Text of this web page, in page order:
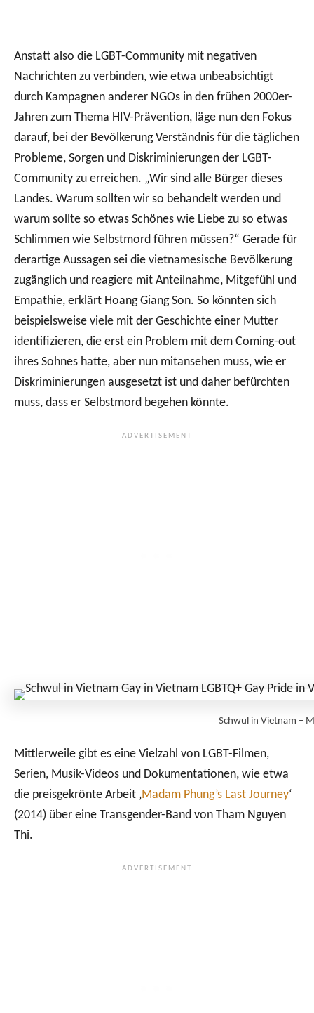
Anstatt also die LGBT-Community mit negativen
Nachrichten zu verbinden, wie etwa unbeabsichtigt
durch Kampagnen anderer NGOs in den frühen 2000er-
Jahren zum Thema HIV-Prävention, läge nun den Fokus
darauf, bei der Bevölkerung Verständnis für die täglichen
Probleme, Sorgen und Diskriminierungen der LGBT-
Community zu erreichen. „Wir sind alle Bürger dieses
Landes. Warum sollten wir so behandelt werden und
warum sollte so etwas Schönes wie Liebe zu so etwas
Schlimmen wie Selbstmord führen müssen?“ Gerade für
derartige Aussagen sei die vietnamesische Bevölkerung
zugänglich und reagiere mit Anteilnahme, Mitgefühl und
Empathie, erklärt Hoang Giang Son. So könnten sich
beispielsweise viele mit der Geschichte einer Mutter
identifizieren, die erst ein Problem mit dem Coming-out
ihres Sohnes hatte, aber nun mitansehen muss, wie er
Diskriminierungen ausgesetzt ist und daher befürchten
muss, dass er Selbstmord begehen könnte.
Schwul in Vietnam –
Mittlerweile gibt es eine Vielzahl von LGBT-Filmen,
Serien, Musik-Videos und Dokumentationen, wie etwa
die preisgekrönte Arbeit ‚Madam Phung’s Last Journey‘
(2014) über eine Transgender-Band von Tham Nguyen
Thi.